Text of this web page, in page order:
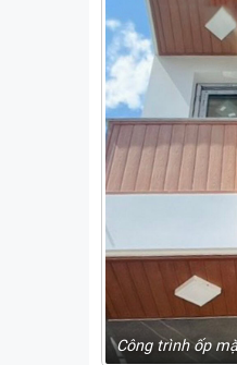
Công trình ốp